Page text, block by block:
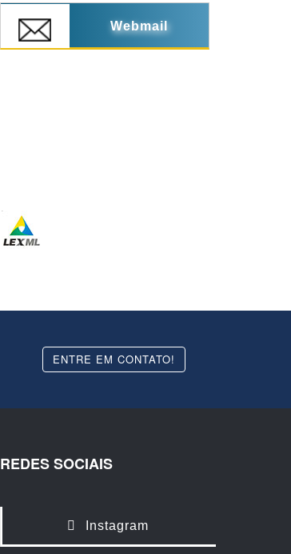
Webmail
ENTRE EM CONTATO!
REDES SOCIAIS
Instagram